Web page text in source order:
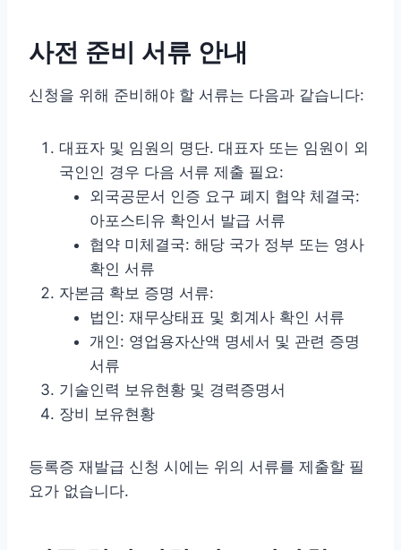
사전 준비 서류 안내
신청을 위해 준비해야 할 서류는 다음과 같습니다:
대표자 및 임원의 명단. 대표자 또는 임원이 외
국인인 경우 다음 서류 제출 필요:
외국공문서 인증 요구 폐지 협약 체결국:
아포스티유 확인서 발급 서류
협약 미체결국: 해당 국가 정부 또는 영사
확인 서류
자본금 확보 증명 서류:
법인: 재무상태표 및 회계사 확인 서류
개인: 영업용자산액 명세서 및 관련 증명
서류
기술인력 보유현황 및 경력증명서
장비 보유현황
등록증 재발급 신청 시에는 위의 서류를 제출할 필
요가 없습니다.